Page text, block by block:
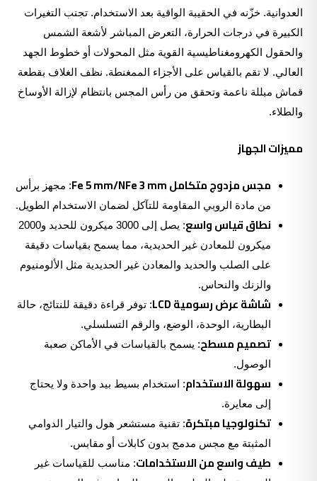
العدوانية. خزّنه في الحقيبة الواقية بعد الاستخدام. تجنب التغيرات
الكبيرة في درجات الحرارة، التعرض المباشر لأشعة الشمس
والحقول الكهرومغناطيسية القوية مثل المحولات أو خطوط الجهد
العالي. لا تقم بالقياس على الأجزاء الممغنطة. نظف الغلاف بقطعة
قماش مبللة ناعمة وتحقق من رأس المجس بانتظام لإزالة الأوساخ
والطلاء.
مميزات الجهاز
مجس مزدوج متكامل Fe 5 mm/NFe 3 mm
: مجهز برأس
من مادة الروبي المقاومة للتآكل لضمان الاستخدام الطويل.
نطاق قياس واسع
: يصل إلى 3000 ميكرون للحديد و2000
ميكرون للمعادن غير الحديدية، مما يسمح بقياسات دقيقة
على الصلب والحديد والمعادن غير الحديدية مثل الألومنيوم
والزنك والنحاس.
شاشة عرض رسومية LCD
: توفر قراءة دقيقة للنتائج، حالة
البطارية، الوحدة، الوضع، والرقم التسلسلي.
تصميم مسطح: يسمح بالقياسات في الأماكن صعبة
الوصول.
سهولة الاستخدام: استخدام بسيط بيد واحدة ولا يحتاج
إلى معايرة.
تكنولوجيا مبتكرة: تقنية مستشعر هول والتيار الدوامي
المثبتة مع مجس مدمج بدون كابلات أو مقابس.
طيف واسع من الاستخدامات: مناسب للقياسات غير